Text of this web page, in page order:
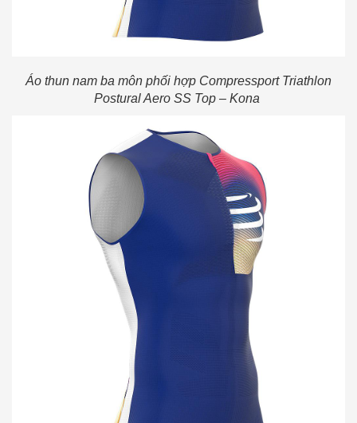
Áo thun nam ba môn phối hợp Compressport Triathlon
Postural Aero SS Top – Kona